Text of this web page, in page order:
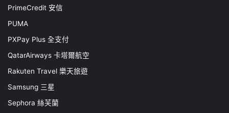
PrimeCredit 安信
PUMA
PXPay Plus 全支付
QatarAirways 卡塔爾航空
Rakuten Travel 樂天旅遊
Samsung 三星
Sephora 絲芙蘭